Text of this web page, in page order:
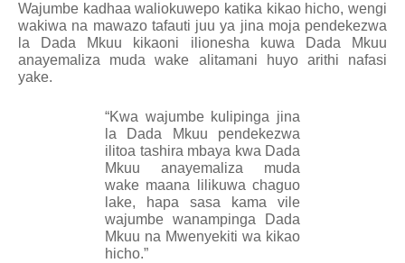
Wajumbe kadhaa waliokuwepo katika kikao hicho, wengi
wakiwa na mawazo tafauti juu ya jina moja pendekezwa
la Dada Mkuu kikaoni ilionesha kuwa Dada Mkuu
anayemaliza muda wake alitamani huyo arithi nafasi
yake.
“Kwa wajumbe kulipinga jina
la Dada Mkuu pendekezwa
ilitoa tashira mbaya kwa Dada
Mkuu anayemaliza muda
wake maana lilikuwa chaguo
lake, hapa sasa kama vile
wajumbe wanampinga Dada
Mkuu na Mwenyekiti wa kikao
hicho.”